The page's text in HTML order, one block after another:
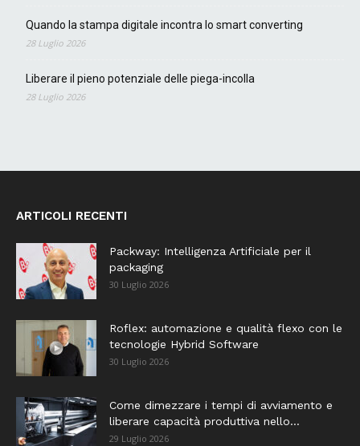
Quando la stampa digitale incontra lo smart converting
28 Luglio 2026
Liberare il pieno potenziale delle piega-incolla
28 Luglio 2026
ARTICOLI RECENTI
Packway: Intelligenza Artificiale per il
packaging
30 Luglio 2026
Roflex: automazione e qualità flexo con le
tecnologie Hybrid Software
30 Luglio 2026
Come dimezzare i tempi di avviamento e
liberare capacità produttiva nello...
29 Luglio 2026